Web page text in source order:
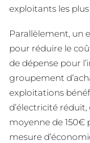
exploitants les
Parallèlement, un
pour réduire le
de dépense pour
groupement
exploitations
d’électricité
moyenne de 150€
mesure